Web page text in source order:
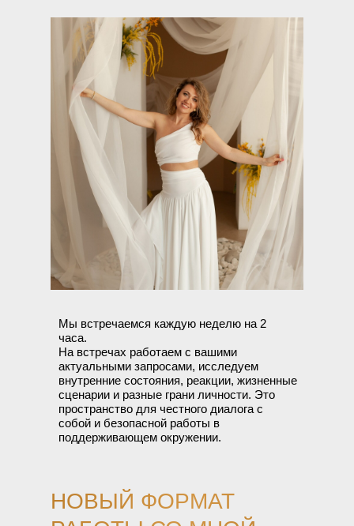
НОВЫЙ ФОРМАТ
Мы встречаемся каждую неделю на 2
часа.
На встречах работаем с вашими
актуальными запросами, исследуем
внутренние состояния, реакции, жизненные
сценарии и разные грани личности. Это
пространство для честного диалога с
собой и безопасной работы в
поддерживающем окружении.